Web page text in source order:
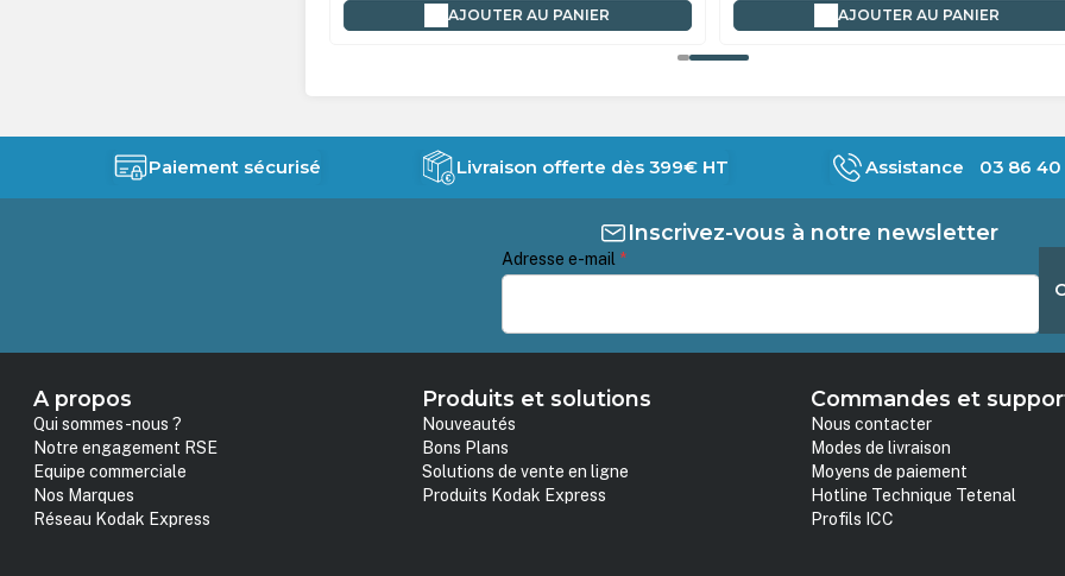
AJOUTER AU PANIER AJOUTER AU PANIER
Paiement sécurisé Livraison offerte dès 399€ HT Assistance 03 86 40
Inscrivez-vous à notre newsletter
Adresse e-mail *
A propos
Qui sommes-nous ?
Notre engagement RSE
Equipe commerciale
Nos Marques
Réseau Kodak Express
Produits et solutions
Nouveautés
Bons Plans
Solutions de vente en ligne
Produits Kodak Express
Commandes et
Nous contacter
Modes de livraison
Moyens de paiement
Hotline Technique Tetenal
Profils ICC